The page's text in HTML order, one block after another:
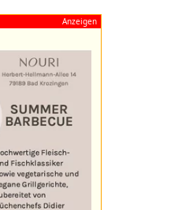
Anzeigen